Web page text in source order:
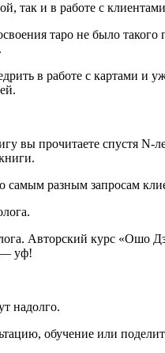
так и в работе с
таро не было
в работе с картами и
вы прочитаете спустя
самым разным запросам
Авторский курс «Ошо
— уф!
надолго.
обучение или